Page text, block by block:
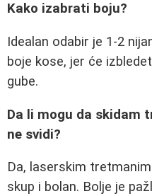
Kako izabrati boju?
Idealan odabir je 1-2
boje kose, jer će
gube.
Da li mogu da skidam
ne svidi?
Da, laserskim
skup i bolan. Bolje je